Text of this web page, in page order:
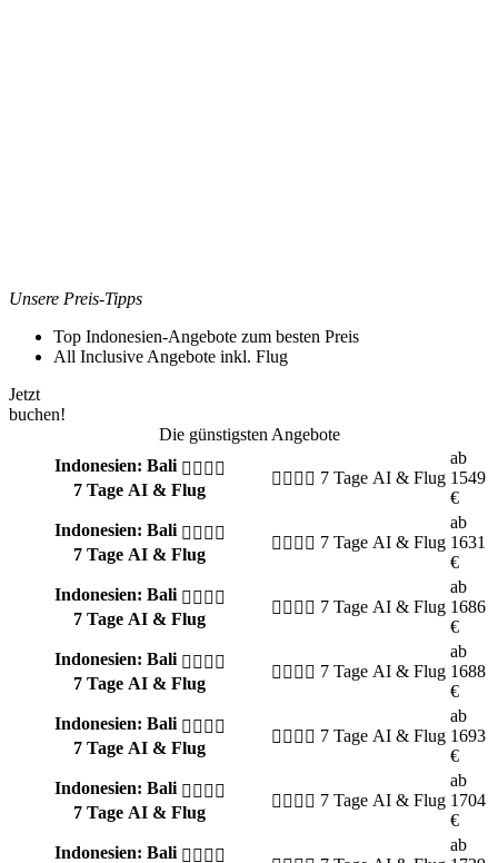
Unsere Preis-Tipps
Top Indonesien-Angebote zum besten Preis
All Inclusive Angebote inkl. Flug
Jetzt
buchen!
Die günstigsten Angebote
Indonesien: Bali
7 Tage AI & Flug
7 Tage AI & Flug
ab
1549
€
Indonesien: Bali
7 Tage AI & Flug
7 Tage AI & Flug
ab
1631
€
Indonesien: Bali
7 Tage AI & Flug
7 Tage AI & Flug
ab
1686
€
Indonesien: Bali
7 Tage AI & Flug
7 Tage AI & Flug
ab
1688
€
Indonesien: Bali
7 Tage AI & Flug
7 Tage AI & Flug
ab
1693
€
Indonesien: Bali
7 Tage AI & Flug
7 Tage AI & Flug
ab
1704
€
Indonesien: Bali
ab